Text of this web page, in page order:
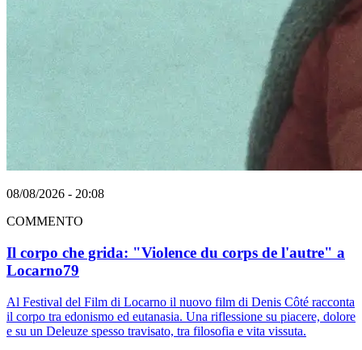
08/08/2026 - 20:08
COMMENTO
Il corpo che grida: "Violence du corps de l'autre" a
Locarno79
Al Festival del Film di Locarno il nuovo film di Denis Côté racconta
il corpo tra edonismo ed eutanasia. Una riflessione su piacere, dolore
e su un Deleuze spesso travisato, tra filosofia e vita vissuta.